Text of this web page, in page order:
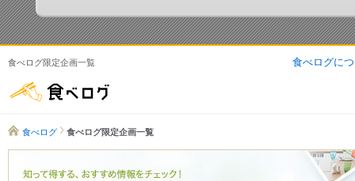
食べログ限定企画一覧 食べログに
食べログ 食べログ限定企画一覧